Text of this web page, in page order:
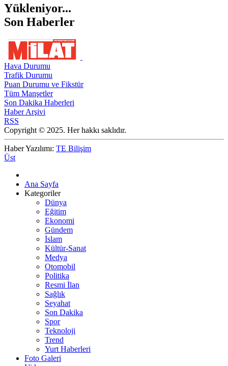
Yükleniyor...
Son Haberler
Hava Durumu
Trafik Durumu
Puan Durumu ve Fikstür
Tüm Manşetler
Son Dakika Haberleri
Haber Arşivi
RSS
Copyright © 2025. Her hakkı saklıdır.
Haber Yazılımı: TE Bilişim
Üst
Ana Sayfa
Kategoriler
Dünya
Eğitim
Ekonomi
Gündem
İslam
Kültür-Sanat
Medya
Otomobil
Politika
Resmi İlan
Sağlık
Seyahat
Son Dakika
Spor
Teknoloji
Trend
Yurt Haberleri
Foto Galeri